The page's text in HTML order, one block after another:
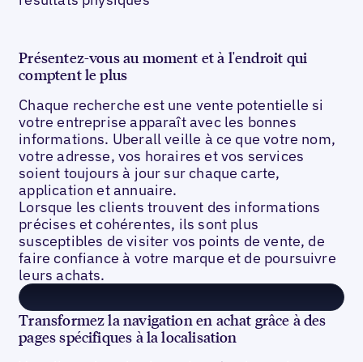
Présentez-vous au moment et à l'endroit qui
comptent le plus
Chaque recherche est une vente potentielle si
votre entreprise apparaît avec les bonnes
informations. Uberall veille à ce que votre nom,
votre adresse, vos horaires et vos services
soient toujours à jour sur chaque carte,
application et annuaire.
Lorsque les clients trouvent des informations
précises et cohérentes, ils sont plus
susceptibles de visiter vos points de vente, de
faire confiance à votre marque et de poursuivre
leurs achats.
Transformez la navigation en achat grâce à des
pages spécifiques à la localisation